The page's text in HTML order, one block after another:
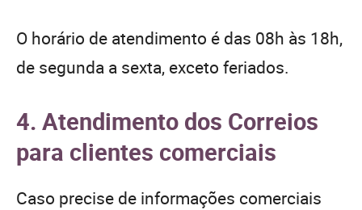
O horário de atendimento é das 08h às 18h,
de segunda a sexta, exceto feriados.
4. Atendimento dos Correios
para clientes comerciais
Caso precise de informações comerciais